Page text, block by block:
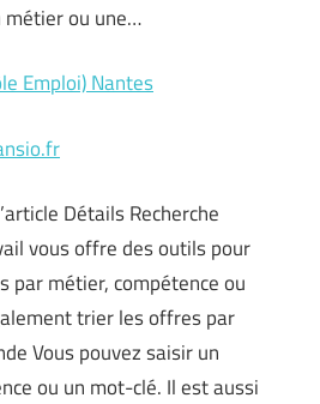
métier ou une…
Emploi) Nantes
Détails Recherche
vous offre des outils pour
par métier, compétence ou
trier les offres par
Vous pouvez saisir un
ou un mot-clé. Il est aussi